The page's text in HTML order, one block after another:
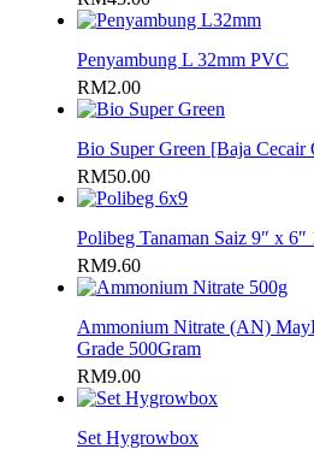
Penyambung L 32mm PVC
RM2.00
Bio Super Green [Baja Cecair
RM50.00
Polibeg Tanaman Saiz 9″ x
RM9.60
Ammonium Nitrate (AN)
Grade 500Gram
RM9.00
Set Hygrowbox